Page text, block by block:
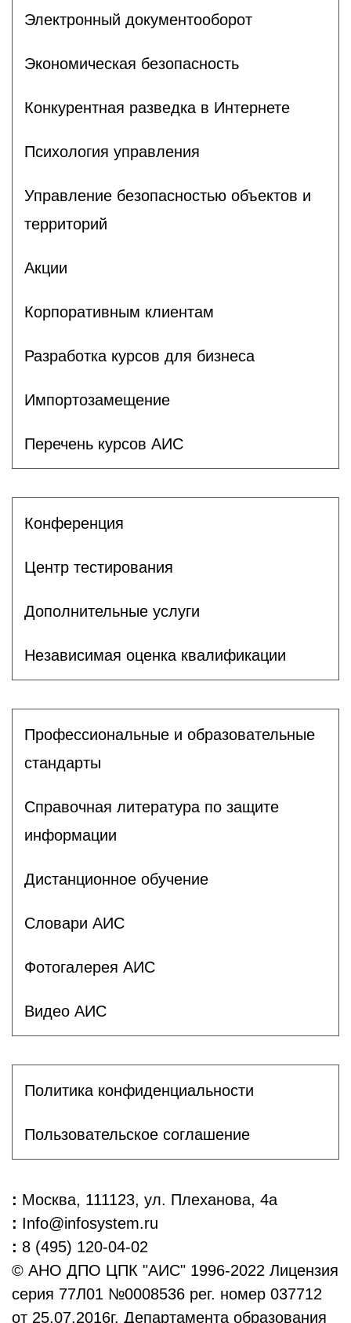
Электронный документооборот
Экономическая безопасность
Конкурентная разведка в Интернете
Психология управления
Управление безопасностью объектов и
территорий
Акции
Корпоративным клиентам
Разработка курсов для бизнеса
Импортозамещение
Перечень курсов АИС
Конференция
Центр тестирования
Дополнительные услуги
Независимая оценка квалификации
Профессиональные и образовательные
стандарты
Справочная литература по защите
информации
Дистанционное обучение
Словари АИС
Фотогалерея АИС
Видео АИС
Политика конфиденциальности
Пользовательское соглашение
: Москва, 111123, ул. Плеханова, 4а
: Info@infosystem.ru
: 8 (495) 120-04-02
© АНО ДПО ЦПК "АИС" 1996-2022 Лицензия
серия 77Л01 №0008536 рег. номер 037712
от 25.07.2016г. Департамента образования